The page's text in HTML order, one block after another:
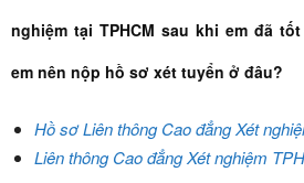
nghiệm tại TPHCM sau khi em đã
em nên nộp hồ sơ xét tuyển ở đâu?
Hồ sơ Liên thông Cao đẳng Xét
Liên thông Cao đẳng Xét nghiệm